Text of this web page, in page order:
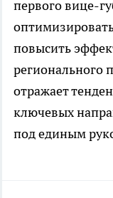
первого вице-
повысить
регионального
отражает
ключевых
под единым